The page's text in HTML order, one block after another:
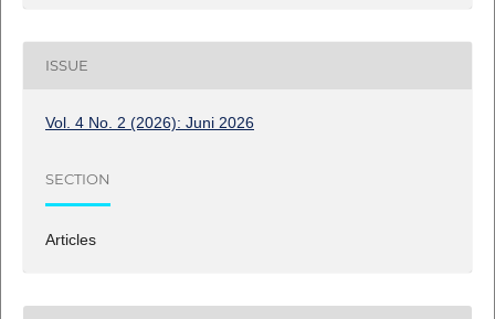
ISSUE
Vol. 4 No. 2 (2026): Juni 2026
SECTION
Articles